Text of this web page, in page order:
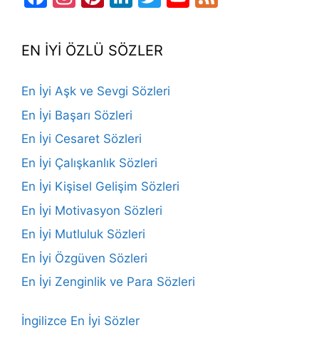
EN İYİ ÖZLÜ SÖZLER
En İyi Aşk ve Sevgi Sözleri
En İyi Başarı Sözleri
En İyi Cesaret Sözleri
En İyi Çalışkanlık Sözleri
En İyi Kişisel Gelişim Sözleri
En İyi Motivasyon Sözleri
En İyi Mutluluk Sözleri
En İyi Özgüven Sözleri
En İyi Zenginlik ve Para Sözleri
İngilizce En İyi Sözler